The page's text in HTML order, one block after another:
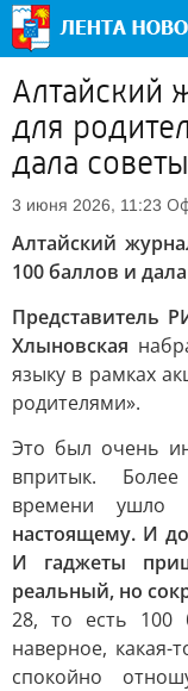
Алтайский
для
дала
3 июня 2026, 11:23
Алтайский
100 баллов и
Представитель
Хлыновская
языку в рамках
родителями».
Это был очень
впритык.
времени ушло
настоящему. И
И гаджеты
реальный, но
28, то есть 100
наверное,
спокойно